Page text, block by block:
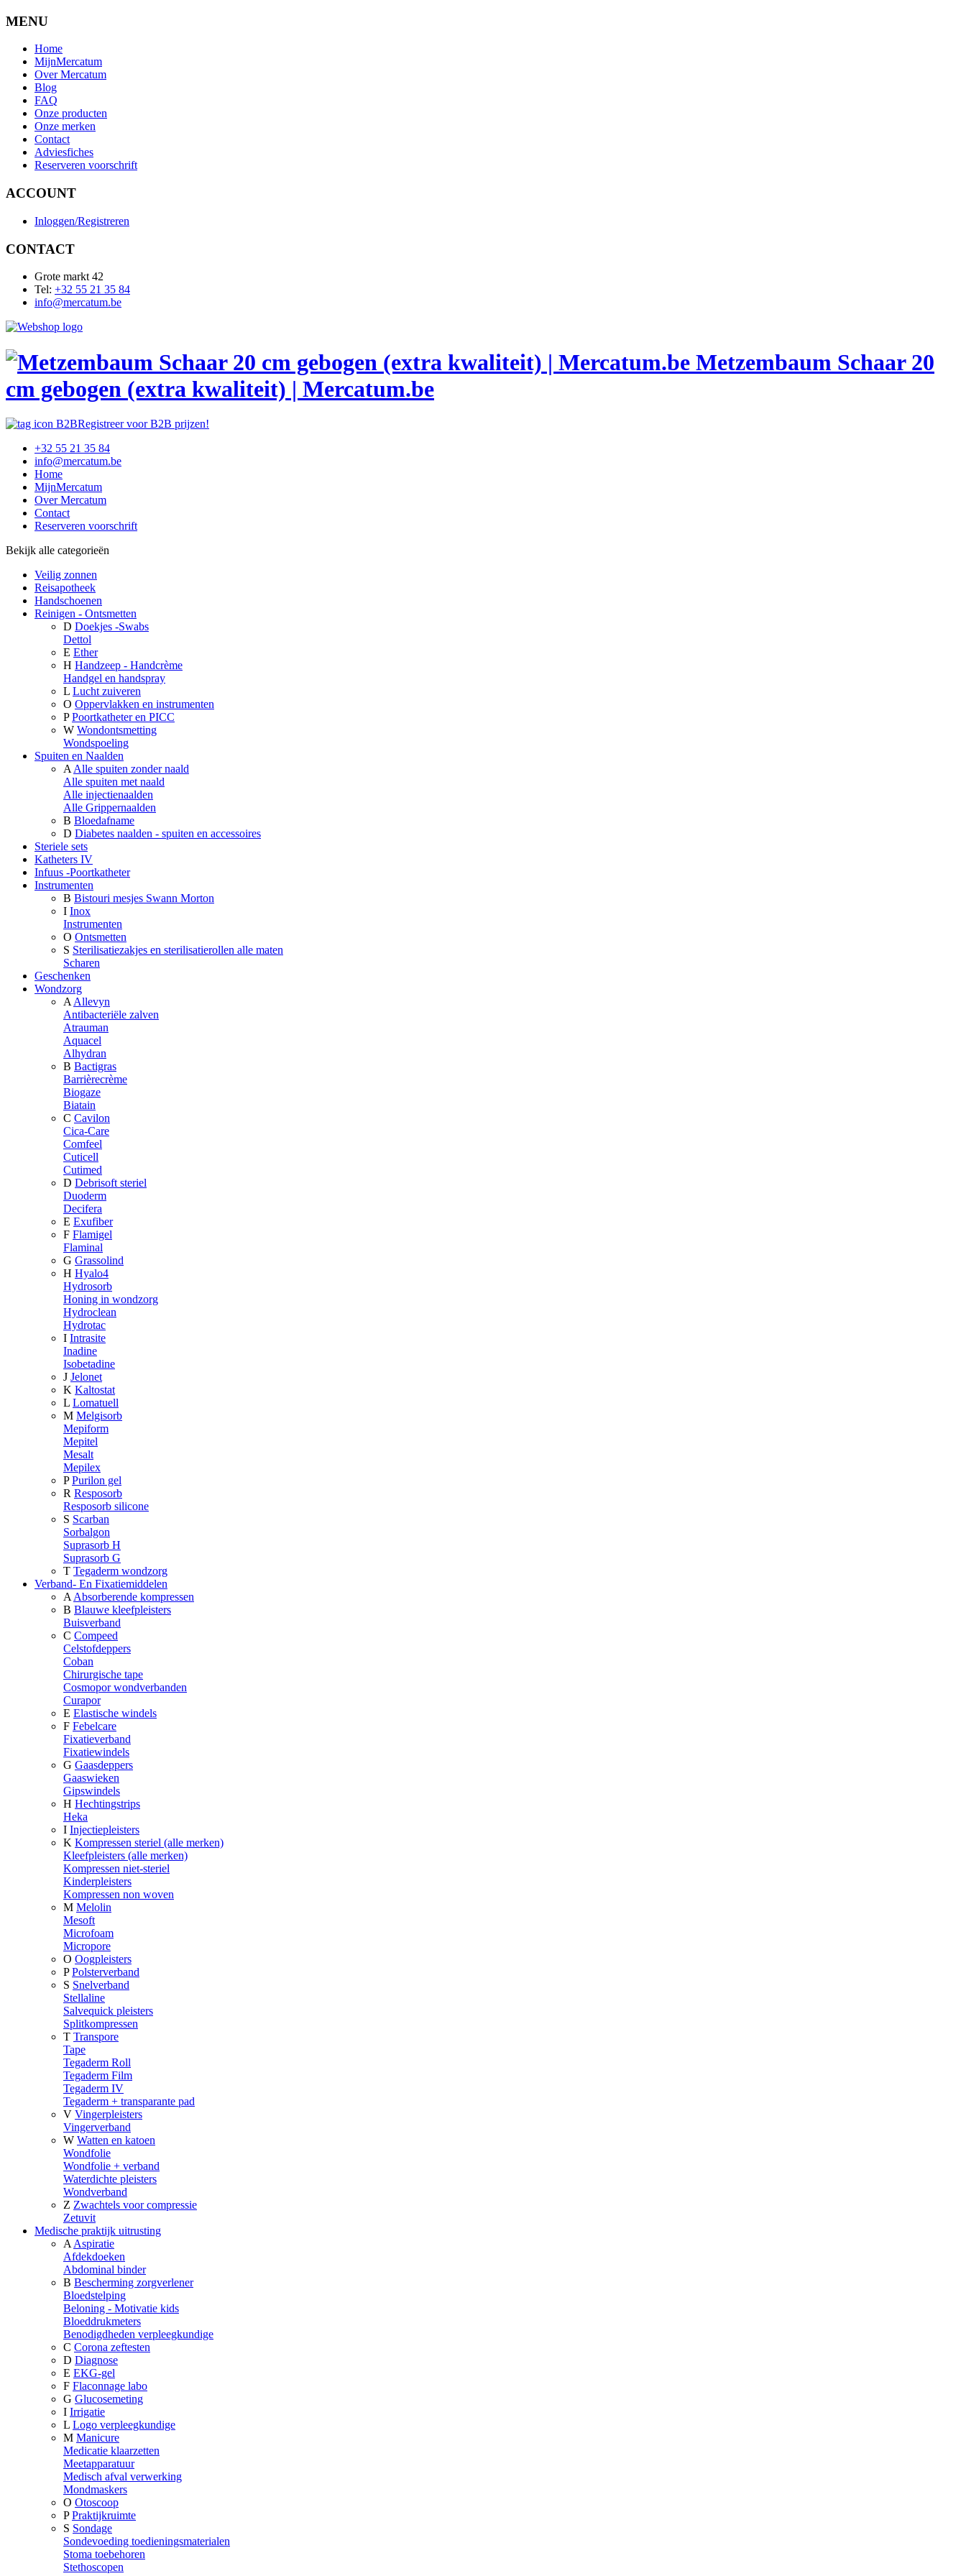
MENU
Home
MijnMercatum
Over Mercatum
Blog
FAQ
Onze producten
Onze merken
Contact
Adviesfiches
Reserveren voorschrift
ACCOUNT
Inloggen/Registreren
CONTACT
Grote markt 42
Tel: +32 55 21 35 84
info@mercatum.be
Metzembaum Schaar 20
cm gebogen (extra kwaliteit) | Mercatum.be
Registreer voor B2B prijzen!
+32 55 21 35 84
info@mercatum.be
Home
MijnMercatum
Over Mercatum
Contact
Reserveren voorschrift
Bekijk alle categorieën
Veilig zonnen
Reisapotheek
Handschoenen
Reinigen - Ontsmetten
D Doekjes -Swabs
Dettol
E Ether
H Handzeep - Handcrème
Handgel en handspray
L Lucht zuiveren
O Oppervlakken en instrumenten
P Poortkatheter en PICC
W Wondontsmetting
Wondspoeling
Spuiten en Naalden
A Alle spuiten zonder naald
Alle spuiten met naald
Alle injectienaalden
Alle Grippernaalden
B Bloedafname
D Diabetes naalden - spuiten en accessoires
Steriele sets
Katheters IV
Infuus -Poortkatheter
Instrumenten
B Bistouri mesjes Swann Morton
I Inox
Instrumenten
O Ontsmetten
S Sterilisatiezakjes en sterilisatierollen alle maten
Scharen
Geschenken
Wondzorg
A Allevyn
Antibacteriële zalven
Atrauman
Aquacel
Alhydran
B Bactigras
Barrièrecrème
Biogaze
Biatain
C Cavilon
Cica-Care
Comfeel
Cuticell
Cutimed
D Debrisoft steriel
Duoderm
Decifera
E Exufiber
F Flamigel
Flaminal
G Grassolind
H Hyalo4
Hydrosorb
Honing in wondzorg
Hydroclean
Hydrotac
I Intrasite
Inadine
Isobetadine
J Jelonet
K Kaltostat
L Lomatuell
M Melgisorb
Mepiform
Mepitel
Mesalt
Mepilex
P Purilon gel
R Resposorb
Resposorb silicone
S Scarban
Sorbalgon
Suprasorb H
Suprasorb G
T Tegaderm wondzorg
Verband- En Fixatiemiddelen
A Absorberende kompressen
B Blauwe kleefpleisters
Buisverband
C Compeed
Celstofdeppers
Coban
Chirurgische tape
Cosmopor wondverbanden
Curapor
E Elastische windels
F Febelcare
Fixatieverband
Fixatiewindels
G Gaasdeppers
Gaaswieken
Gipswindels
H Hechtingstrips
Heka
I Injectiepleisters
K Kompressen steriel (alle merken)
Kleefpleisters (alle merken)
Kompressen niet-steriel
Kinderpleisters
Kompressen non woven
M Melolin
Mesoft
Microfoam
Micropore
O Oogpleisters
P Polsterverband
S Snelverband
Stellaline
Salvequick pleisters
Splitkompressen
T Transpore
Tape
Tegaderm Roll
Tegaderm Film
Tegaderm IV
Tegaderm + transparante pad
V Vingerpleisters
Vingerverband
W Watten en katoen
Wondfolie
Wondfolie + verband
Waterdichte pleisters
Wondverband
Z Zwachtels voor compressie
Zetuvit
Medische praktijk uitrusting
A Aspiratie
Afdekdoeken
Abdominal binder
B Bescherming zorgverlener
Bloedstelping
Beloning - Motivatie kids
Bloeddrukmeters
Benodigdheden verpleegkundige
C Corona zeftesten
D Diagnose
E EKG-gel
F Flaconnage labo
G Glucosemeting
I Irrigatie
L Logo verpleegkundige
M Manicure
Medicatie klaarzetten
Meetapparatuur
Medisch afval verwerking
Mondmaskers
O Otoscoop
P Praktijkruimte
S Sondage
Sondevoeding toedieningsmaterialen
Stoma toebehoren
Stethoscopen